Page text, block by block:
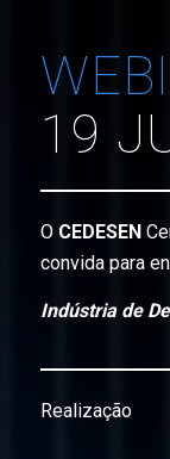
19
O CEDESEN
convida para
Indústria de
Realização